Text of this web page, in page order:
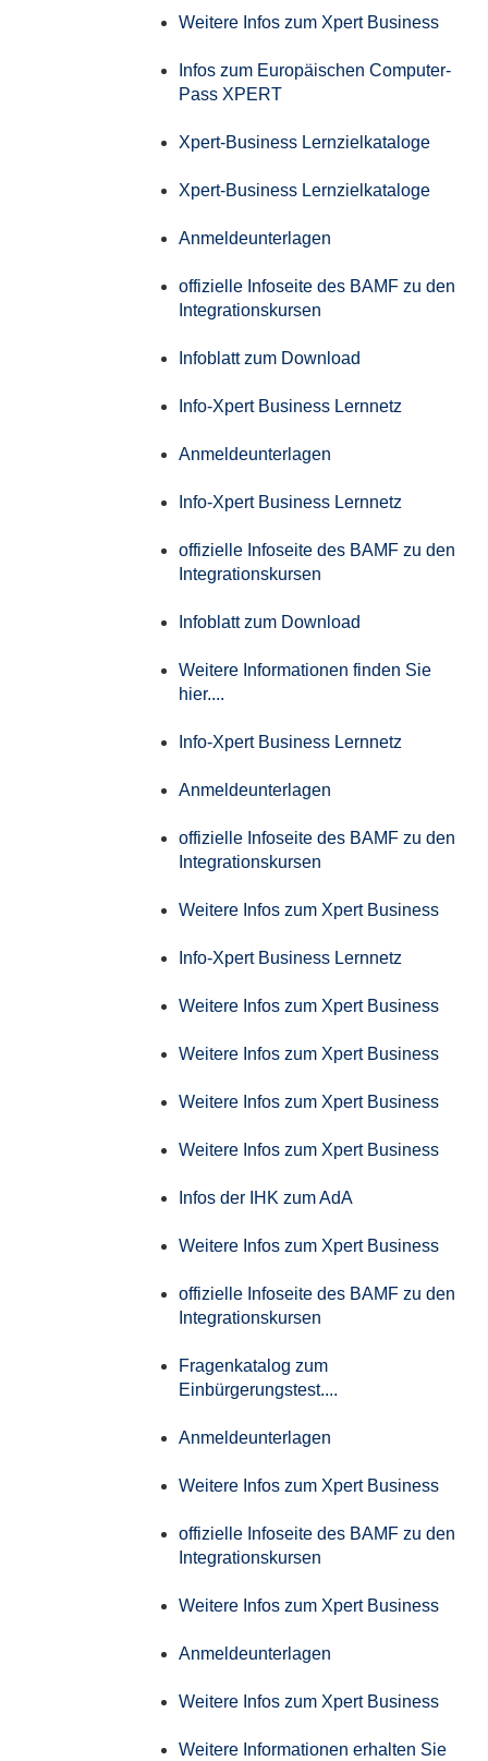
Weitere Infos zum Xpert Business
Infos zum Europäischen Computer-
Pass XPERT
Xpert-Business Lernzielkataloge
Xpert-Business Lernzielkataloge
Anmeldeunterlagen
offizielle Infoseite des BAMF zu den
Integrationskursen
Infoblatt zum Download
Info-Xpert Business Lernnetz
Anmeldeunterlagen
Info-Xpert Business Lernnetz
offizielle Infoseite des BAMF zu den
Integrationskursen
Infoblatt zum Download
Weitere Informationen finden Sie
hier....
Info-Xpert Business Lernnetz
Anmeldeunterlagen
offizielle Infoseite des BAMF zu den
Integrationskursen
Weitere Infos zum Xpert Business
Info-Xpert Business Lernnetz
Weitere Infos zum Xpert Business
Weitere Infos zum Xpert Business
Weitere Infos zum Xpert Business
Weitere Infos zum Xpert Business
Infos der IHK zum AdA
Weitere Infos zum Xpert Business
offizielle Infoseite des BAMF zu den
Integrationskursen
Fragenkatalog zum
Einbürgerungstest....
Anmeldeunterlagen
Weitere Infos zum Xpert Business
offizielle Infoseite des BAMF zu den
Integrationskursen
Weitere Infos zum Xpert Business
Anmeldeunterlagen
Weitere Infos zum Xpert Business
Weitere Informationen erhalten Sie